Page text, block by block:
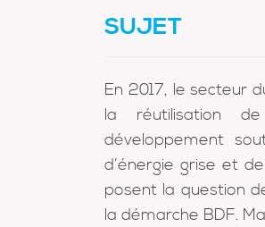
SUJET
En 2017, le secteur
la réutilisation
développement
d’énergie grise et
posent la question
la démarche BDF.